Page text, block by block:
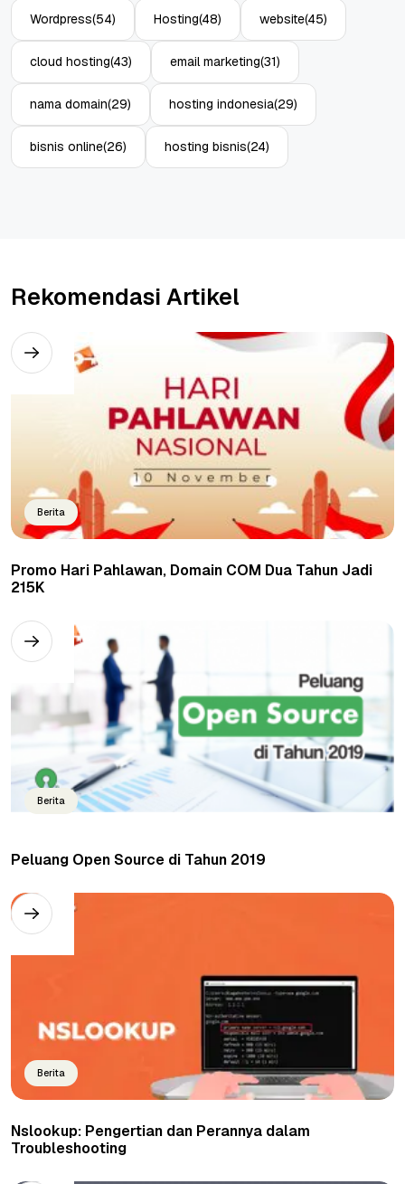
Wordpress(54) Hosting(48) website(45)
cloud hosting(43) email marketing(31)
nama domain(29) hosting indonesia(29)
bisnis online(26) hosting bisnis(24)
Rekomendasi Artikel
Berita
Promo Hari Pahlawan, Domain COM Dua Tahun Jadi
215K
Berita
Peluang Open Source di Tahun 2019
Berita
Nslookup: Pengertian dan Perannya dalam
Troubleshooting